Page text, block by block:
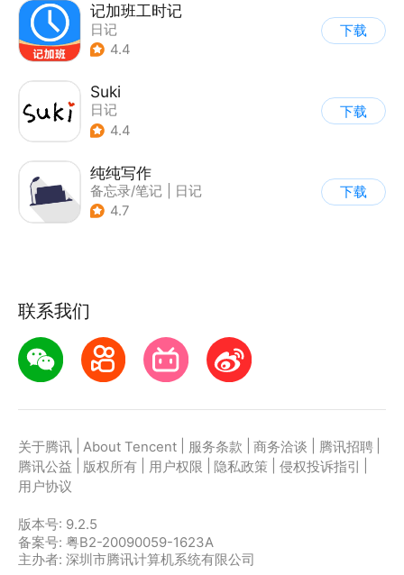
记加班工时记
日记
4.4
下载
Suki
日记
4.4
下载
纯纯写作
备忘录/笔记
日记
4.7
下载
联系我们
关于腾讯 About Tencent 服务条款 商务洽谈 腾讯招聘
腾讯公益
版权所有 用户权限 隐私政策 侵权投诉指引
用户协议
版本号: 9.2.5
备案号: 粤B2-20090059-1623A
主办者: 深圳市腾讯计算机系统有限公司